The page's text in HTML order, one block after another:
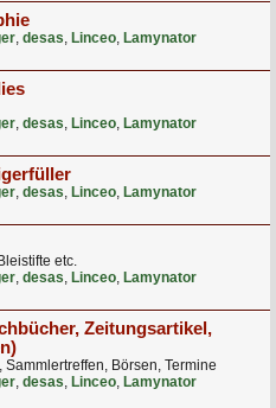
, desas, Linceo, Lamynator
, desas, Linceo, Lamynator
, desas, Linceo, Lamynator
etc.
, desas, Linceo, Lamynator
Zeitungsartikel,
Börsen, Termine
, desas, Linceo, Lamynator